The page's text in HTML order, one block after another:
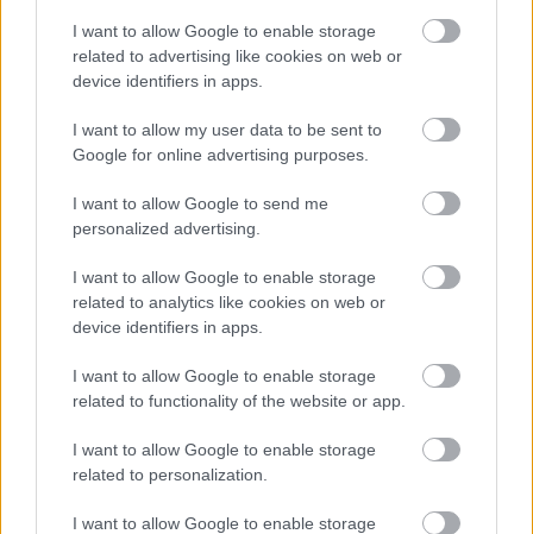
I want to allow Google to enable storage
related to advertising like cookies on web or
device identifiers in apps.
I want to allow my user data to be sent to
Google for online advertising purposes.
I want to allow Google to send me
personalized advertising.
I want to allow Google to enable storage
related to analytics like cookies on web or
device identifiers in apps.
I want to allow Google to enable storage
related to functionality of the website or app.
I want to allow Google to enable storage
related to personalization.
I want to allow Google to enable storage
forrás:gyorietoksze.hu
Címkék: győr kézilabda torna szurkolók
Magyarország
szurkolói torna Háztáji
Ajánlott bejegyzések:
UNITED SOUTH .. Supporters Of
Lokomotiv Moscow |TifoTV